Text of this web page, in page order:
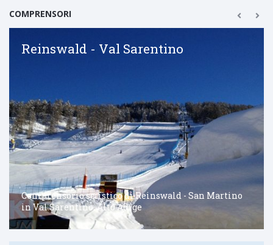
COMPRENSORI
Reinswald - Val Sarentino
Comprensorio sciistico di Reinswald - San Martino
in Val Sarentino, Alto Adige